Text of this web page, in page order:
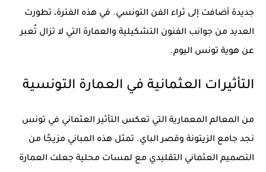
جديدة أضافت إلى ثراء الفن التونسي. في هذه الفترة، تطورت
العديد من جوانب الفنون التشكيلية والعمارة التي لا تزال تُعبر
عن هوية تونس اليوم.
التأثيرات العثمانية في العمارة التونسية
من المعالم المعمارية التي تعكس التأثير العثماني في تونس
نجد جامع الزيتونة وقصر الباي. تمثل هذه المباني مزيجًا من
التصميم العثماني التقليدي مع لمسات محلية جعلت العمارة